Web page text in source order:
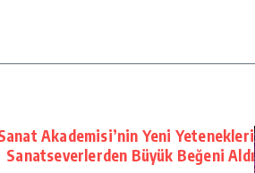
Akademisi’nin Yeni Yetenekleri
Sanatseverlerden Büyük Beğeni Aldı